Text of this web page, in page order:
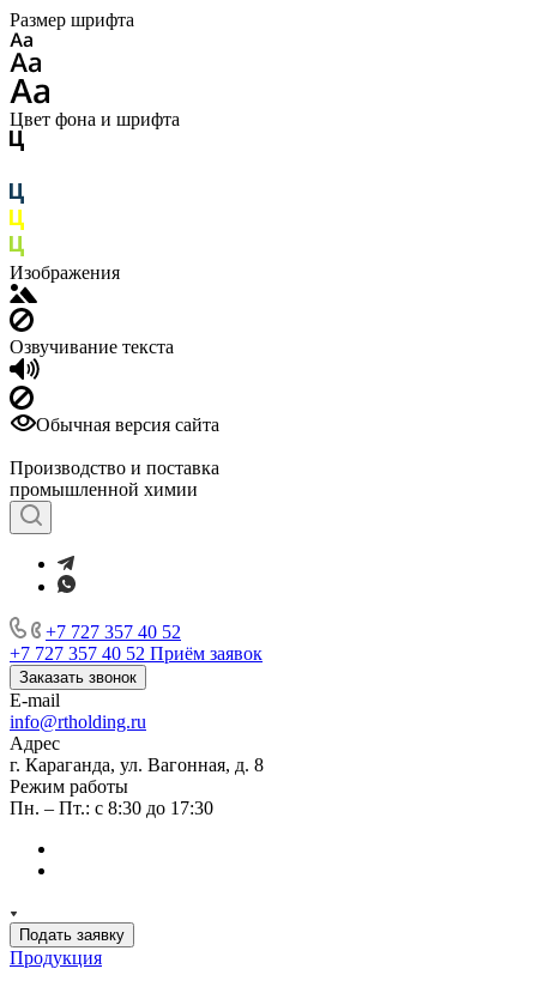
Размер шрифта
Цвет фона и шрифта
Изображения
Озвучивание текста
Обычная версия сайта
Производство и поставка
промышленной химии
+7 727 357 40 52
+7 727 357 40 52 Приём заявок
Заказать звонок
E-mail
info@rtholding.ru
Адрес
г. Караганда, ул. Вагонная, д. 8
Режим работы
Пн. – Пт.: с 8:30 до 17:30
Подать заявку
Продукция